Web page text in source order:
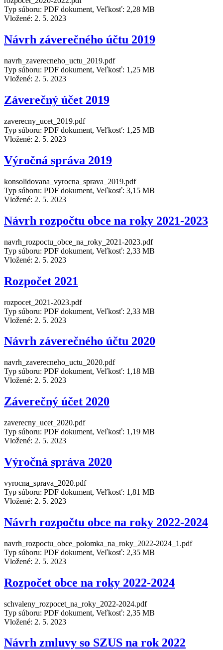
Typ súboru: PDF dokument, Veľkosť: 2,28 MB
Vložené: 2. 5. 2023
Návrh záverečného účtu 2019
navrh_zaverecneho_uctu_2019.pdf
Typ súboru: PDF dokument, Veľkosť: 1,25 MB
Vložené: 2. 5. 2023
Záverečný účet 2019
zaverecny_ucet_2019.pdf
Typ súboru: PDF dokument, Veľkosť: 1,25 MB
Vložené: 2. 5. 2023
Výročná správa 2019
konsolidovana_vyrocna_sprava_2019.pdf
Typ súboru: PDF dokument, Veľkosť: 3,15 MB
Vložené: 2. 5. 2023
Návrh rozpočtu obce na roky 2021-2023
navrh_rozpoctu_obce_na_roky_2021-2023.pdf
Typ súboru: PDF dokument, Veľkosť: 2,33 MB
Vložené: 2. 5. 2023
Rozpočet 2021
rozpocet_2021-2023.pdf
Typ súboru: PDF dokument, Veľkosť: 2,33 MB
Vložené: 2. 5. 2023
Návrh záverečného účtu 2020
navrh_zaverecneho_uctu_2020.pdf
Typ súboru: PDF dokument, Veľkosť: 1,18 MB
Vložené: 2. 5. 2023
Záverečný účet 2020
zaverecny_ucet_2020.pdf
Typ súboru: PDF dokument, Veľkosť: 1,19 MB
Vložené: 2. 5. 2023
Výročná správa 2020
vyrocna_sprava_2020.pdf
Typ súboru: PDF dokument, Veľkosť: 1,81 MB
Vložené: 2. 5. 2023
Návrh rozpočtu obce na roky 2022-2024
navrh_rozpoctu_obce_polomka_na_roky_2022-2024_1.pdf
Typ súboru: PDF dokument, Veľkosť: 2,35 MB
Vložené: 2. 5. 2023
Rozpočet obce na roky 2022-2024
schvaleny_rozpocet_na_roky_2022-2024.pdf
Typ súboru: PDF dokument, Veľkosť: 2,35 MB
Vložené: 2. 5. 2023
Návrh zmluvy so SZUS na rok 2022